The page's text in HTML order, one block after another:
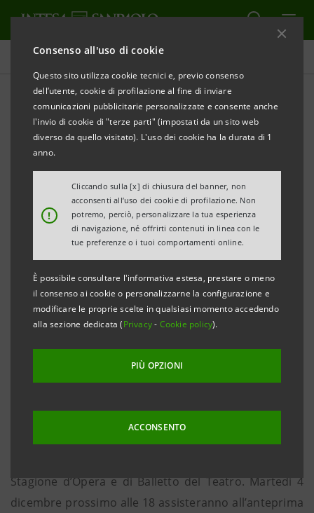
Consenso all'uso di cookie
Questo sito utilizza cookie tecnici e, previo consenso
dell’utente, cookie di profilazione al fine di inviare
comunicazioni pubblicitarie personalizzate e consente anche
l'invio di cookie di "terze parti" (impostati da un sito web
diverso da quello visitato). L'uso dei cookie ha la durata di 1
anno.
!
Cliccando sulla [x] di chiusura del banner, non
acconsenti all’uso dei cookie di profilazione. Non
potremo, perciò, personalizzare la tua esperienza
di navigazione, né offrirti contenuti in linea con le
tue preferenze o i tuoi comportamenti online.
È possibile consultare l'informativa estesa, prestare o meno
il consenso ai cookie o personalizzarne la configurazione e
modificare le proprie scelte in qualsiasi momento accedendo
alla sezione dedicata (Privacy- Cookie policy).
PIÙ OPZIONI
ACCONSENTO
Comunicati stampa
STAMPA AGGIORNA
INTESA SANPAOLO PORTA I GIOVANI ALLA SCALA
Nei documenti dell’Archivio storico, fin dal 1902 il
funzione educativa e divulgativa del “sommo
teatro Milanese”
La Banca sostiene inoltre la mostra “La Magnifica
Fabbrica di Milano” sulla storia architettonica del
Teatro
Milano, 28 novembre 2018– Anche quest’anno
Intesa Sanpaolo, socio fondatore sostenitore della
Stagione d’Opera e di Balletto del Teatro. Martedì 4
dicembre prossimo alle 18 assisteranno all’anteprima